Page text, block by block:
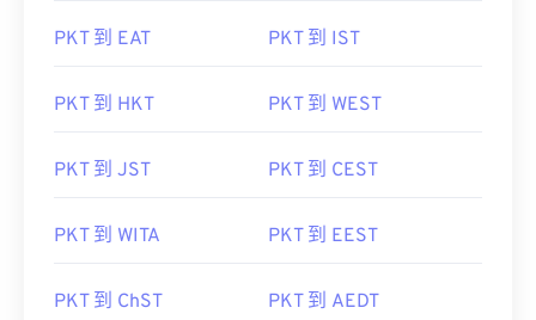
PKT 到 EAT PKT 到 IST
PKT 到 HKT PKT 到 WEST
PKT 到 JST PKT 到 CEST
PKT 到 WITA PKT 到 EEST
PKT 到 ChST PKT 到 AEDT